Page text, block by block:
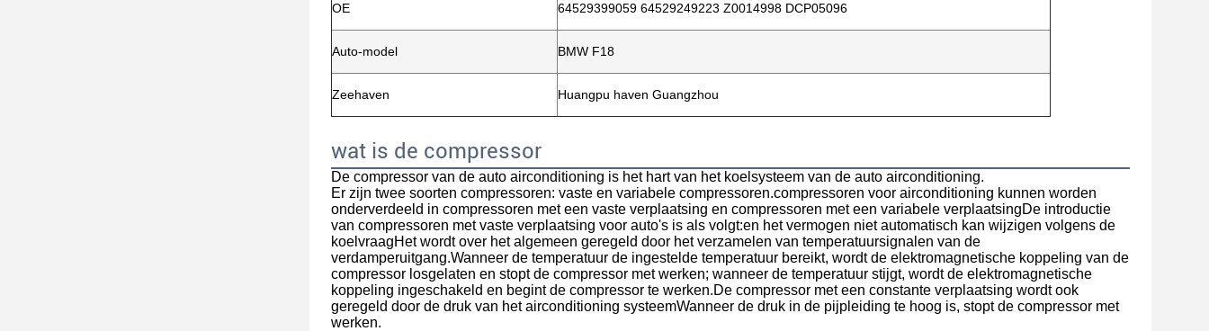
Laat een bericht achter
We bellen je snel terug!
OE 64529399059 64529249223 Z0014998 DCP05096
Auto-model BMW F18
Zeehaven Huangpu haven Guangzhou
wat is de compressor
De compressor van de auto airconditioning is het hart van het koelsysteem van de auto airconditioning.
Er zijn twee soorten compressoren: vaste en variabele compressoren.compressoren voor airconditioning kunnen worden
onderverdeeld in compressoren met een vaste verplaatsing en compressoren met een variabele verplaatsingDe introductie
van compressoren met vaste verplaatsing voor auto's is als volgt:en het vermogen niet automatisch kan wijzigen volgens de
koelvraagHet wordt over het algemeen geregeld door het verzamelen van temperatuursignalen van de
verdamperuitgang.Wanneer de temperatuur de ingestelde temperatuur bereikt, wordt de elektromagnetische koppeling van de
compressor losgelaten en stopt de compressor met werken; wanneer de temperatuur stijgt, wordt de elektromagnetische
koppeling ingeschakeld en begint de compressor te werken.De compressor met een constante verplaatsing wordt ook
geregeld door de druk van het airconditioning systeemWanneer de druk in de pijpleiding te hoog is, stopt de compressor met
werken.